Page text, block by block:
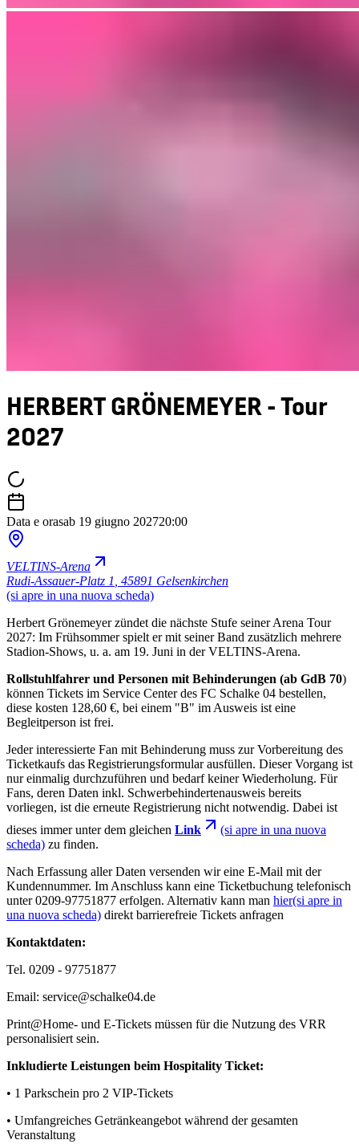
HERBERT GRÖNEMEYER - Tour
2027
Data e orasab 19 giugno 202720:00
VELTINS-Arena
Rudi-Assauer-Platz 1 45891 Gelsenkirchen
(si apre in una nuova scheda)
Herbert Grönemeyer zündet die nächste Stufe seiner Arena Tour
2027: Im Frühsommer spielt er mit seiner Band zusätzlich mehrere
Stadion-Shows, u. a. am 19. Juni in der VELTINS-Arena.
Rollstuhlfahrer und Personen mit Behinderungen (ab GdB 70)
können Tickets im Service Center des FC Schalke 04 bestellen,
diese kosten 128,60 €, bei einem "B" im Ausweis ist eine
Begleitperson ist frei.
Jeder interessierte Fan mit Behinderung muss zur Vorbereitung des
Ticketkaufs das Registrierungsformular ausfüllen. Dieser Vorgang ist
nur einmalig durchzuführen und bedarf keiner Wiederholung. Für
Fans, deren Daten inkl. Schwerbehindertenausweis bereits
vorliegen, ist die erneute Registrierung nicht notwendig. Dabei ist
dieses immer unter dem gleichen Link
(si apre in una nuova
scheda) zu finden.
Nach Erfassung aller Daten versenden wir eine E-Mail mit der
Kundennummer. Im Anschluss kann eine Ticketbuchung telefonisch
unter 0209-97751877 erfolgen. Alternativ kann man hier(si apre in
una nuova scheda) direkt barrierefreie Tickets anfragen
Kontaktdaten:
Tel. 0209 - 97751877
Email: service@schalke04.de
Print@Home- und E-Tickets müssen für die Nutzung des VRR
personalisiert sein.
Inkludierte Leistungen beim Hospitality Ticket:
• 1 Parkschein pro 2 VIP-Tickets
• Umfangreiches Getränkeangebot während der gesamten
Veranstaltung